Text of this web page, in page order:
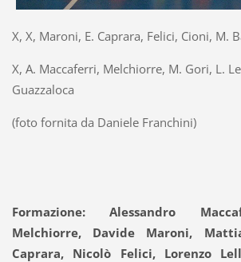
X, X, Maroni, E. Caprara, Felici, Cioni, M.
X, A. Maccaferri, Melchiorre, M. Gori, L.
Guazzaloca
(foto fornita da Daniele Franchini)
Formazione: Alessandro
Melchiorre, Davide Maroni,
Caprara, Nicolò Felici, Lorenzo